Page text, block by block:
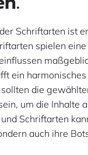
Schriftarten ist
spielen
ein
die
um die Inhalte
Schriftarten
auch ihre